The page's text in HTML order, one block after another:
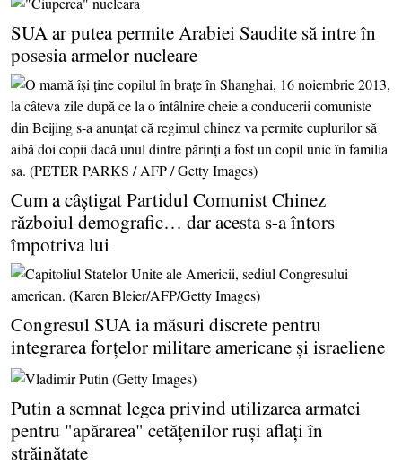
SUA ar putea permite Arabiei Saudite să intre în
posesia armelor nucleare
Cum a câştigat Partidul Comunist Chinez
războiul demografic… dar acesta s-a întors
împotriva lui
Congresul SUA ia măsuri discrete pentru
integrarea forţelor militare americane şi israeliene
Putin a semnat legea privind utilizarea armatei
pentru "apărarea" cetăţenilor ruşi aflaţi în
străinătate